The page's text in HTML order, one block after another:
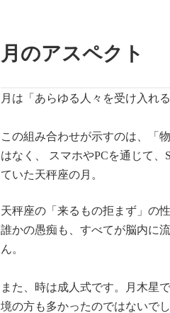
月のアスペクト
月は「あらゆる人々を受け入れ
この組み合わせが示すのは、「
はなく、 スマホやPCを通じて
ていた天秤座の月。
天秤座の「来るもの拒まず」の
誰かの愚痴も、すべてが脳内に
ん。
また、時は成人式です。月木星
境の方も多かったのではないでし